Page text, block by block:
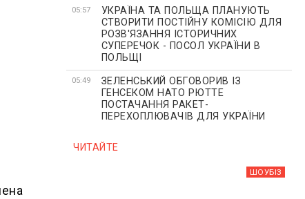
05:57
УКРАЇНА ТА ПОЛЬЩА ПЛАНУЮТЬ
СТВОРИТИ ПОСТІЙНУ КОМІСІЮ ДЛЯ
РОЗВ'ЯЗАННЯ ІСТОРИЧНИХ
СУПЕРЕЧОК - ПОСОЛ УКРАЇНИ В
ПОЛЬЩІ
05:49
ЗЕЛЕНСЬКИЙ ОБГОВОРИВ ІЗ
ГЕНСЕКОМ НАТО РЮТТЕ
ПОСТАЧАННЯ РАКЕТ-
ПЕРЕХОПЛЮВАЧІВ ДЛЯ УКРАЇНИ
ЧИТАЙТЕ
ШОУБIЗ